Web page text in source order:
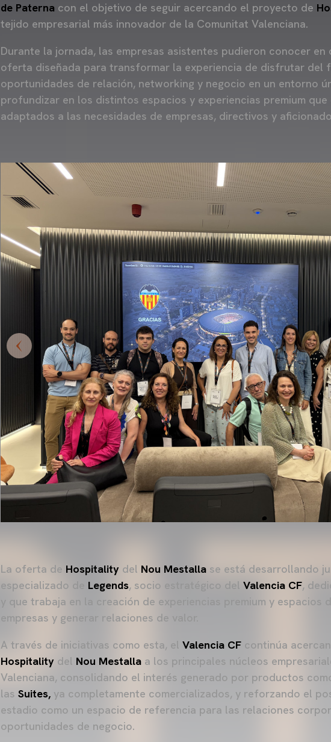
de Paterna con el objetivo de seguir acercando el proyecto de
tejido empresarial más innovador de la Comunitat Valenciana.
Durante la jornada, las empresas asistentes pudieron conocer
oferta diseñada para transformar la experiencia de disfrutar del
oportunidades de relación, networking y negocio en un entorno
profundizar en los distintos espacios y experiencias premium
adaptados a las necesidades de empresas, directivos y
La oferta de Hospitality del Nou Mestalla se está desarrollando
especializado de Legends, socio estratégico del Valencia CF,
y que trabaja en la creación de experiencias premium y
empresas y generar relaciones de valor.
A través de iniciativas como esta, el Valencia CF continúa
Hospitality del Nou Mestalla a los principales núcleos
Valenciana, consolidando el interés generado por productos
las Suites, ya completamente comercializados, y reforzando el
estadio como un espacio de referencia para las relaciones
oportunidades de negocio.